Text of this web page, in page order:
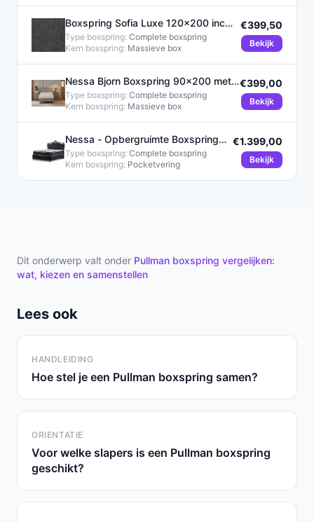
Boxspring Sofia Luxe 120x200 inc
wit
Type boxspring: Complete boxspring
Kern boxspring: Massieve box
€399,50
Bekijk
Nessa Bjorn Boxspring 90x200 met
20cm HR45 Koudschuim Matras
Type boxspring: Complete boxspring
Kern boxspring: Massieve box
€399,00
Bekijk
Nessa - Opbergruimte Boxspring
King - 180x200 - Zwart
Type boxspring: Complete boxspring
Kern boxspring: Pocketvering
€1.399,00
Bekijk
Dit onderwerp valt onder Pullman boxspring vergelijken:
wat, kiezen en samenstellen
Lees ook
HANDLEIDING
Hoe stel je een Pullman boxspring samen?
ORIENTATIE
Voor welke slapers is een Pullman boxspring
geschikt?